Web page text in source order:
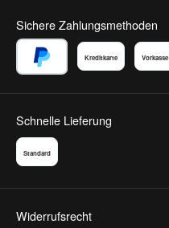
Sichere Zahlungsmethoden
Kreditkarte Vorkasse
Schnelle Lieferung
Standard
Widerrufsrecht